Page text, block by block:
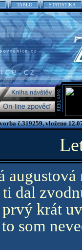
TABLO STATISTIKA
č.319259, vloženo
augustová
dal
krát
som